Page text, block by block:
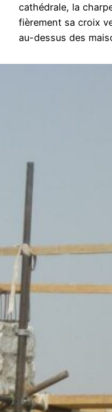
cathédrale, la
fièrement sa croix
au-dessus des